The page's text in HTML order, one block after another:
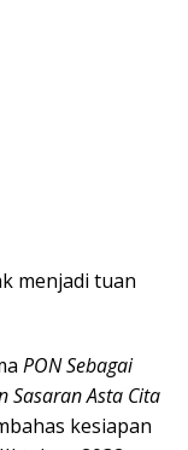
menjadi tuan
PON Sebagai
Sasaran Asta Cita
kesiapan